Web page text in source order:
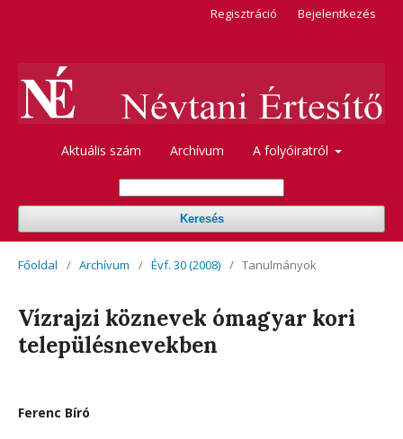
Aktuális szám Archívum A folyóiratról
Keresés
Regisztráció Bejelentkezés
Főoldal / Archívum / Évf. 30 (2008) / Tanulmányok
Vízrajzi köznevek ómagyar kori
településnevekben
Ferenc Bíró